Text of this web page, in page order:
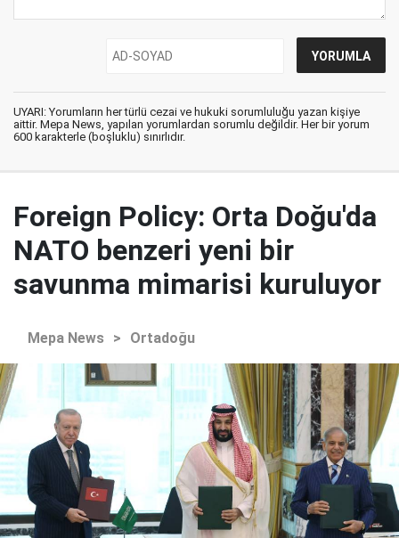
UYARI: Yorumların her türlü cezai ve hukuki sorumluluğu yazan kişiye
aittir. Mepa News, yapılan yorumlardan sorumlu değildir. Her bir yorum
600 karakterle (boşluklu) sınırlıdır.
Foreign Policy: Orta Doğu'da
NATO benzeri yeni bir
savunma mimarisi kuruluyor
Mepa News > Ortadoğu